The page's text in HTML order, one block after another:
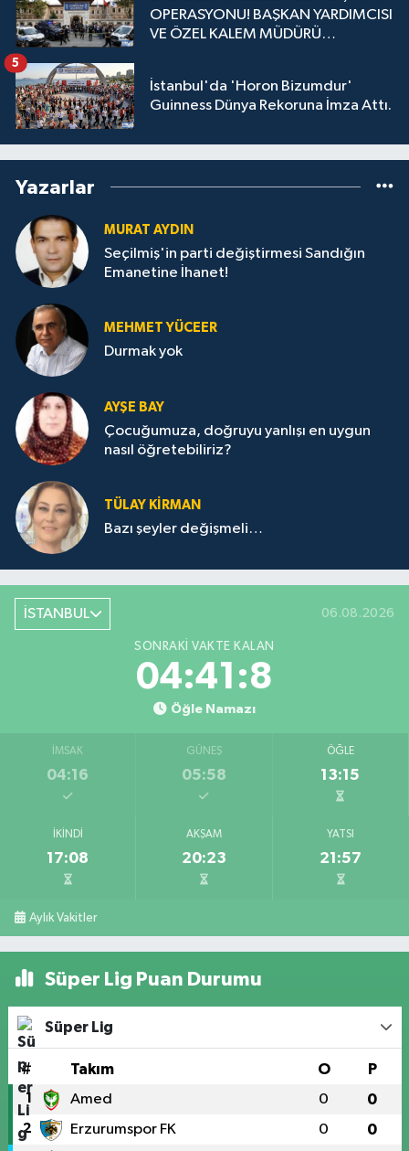
OPERASYONU! BAŞKAN YARDIMCISI
VE ÖZEL KALEM MÜDÜRÜ
İstanbul'da 'Horon Bizumdur'
Guinness Dünya Rekoruna İmza Attı.
5
Yazarlar
MURAT AYDIN
Seçilmiş'in parti değiştirmesi Sandığın
Emanetine İhanet!
MEHMET YÜCEER
Durmak yok
AYŞE BAY
Çocuğumuza, doğruyu yanlışı en uygun
nasıl öğretebiliriz?
TÜLAY KİRMAN
Bazı şeyler değişmeli…
İSTANBUL 06.08.2026
SONRAKI VAKTE KALAN
04:41:8
Öğle Namazı
İMSAK
04:16
GÜNEŞ
05:58
ÖĞLE
13:15
İKINDI
17:08
AKŞAM
20:23
YATSI
21:57
Aylık Vakitler
Süper Lig Puan Durumu
Süper Lig
# Takım O P
1 Amed 0 0
2 Erzurumspor FK 0 0